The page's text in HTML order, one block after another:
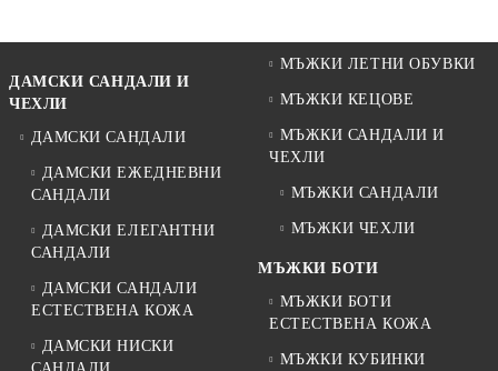
ДАМСКИ САНДАЛИ И
ЧЕХЛИ
ДАМСКИ САНДАЛИ
ДАМСКИ ЕЖЕДНЕВНИ
САНДАЛИ
ДАМСКИ ЕЛЕГАНТНИ
САНДАЛИ
ДАМСКИ САНДАЛИ
ЕСТЕСТВЕНА КОЖА
ДАМСКИ НИСКИ
МЪЖКИ ЛЕТНИ ОБУВКИ
МЪЖКИ КЕЦОВЕ
МЪЖКИ САНДАЛИ И
ЧЕХЛИ
МЪЖКИ САНДАЛИ
МЪЖКИ ЧЕХЛИ
МЪЖКИ БОТИ
МЪЖКИ БОТИ
ЕСТЕСТВЕНА КОЖА
МЪЖКИ КУБИНКИ